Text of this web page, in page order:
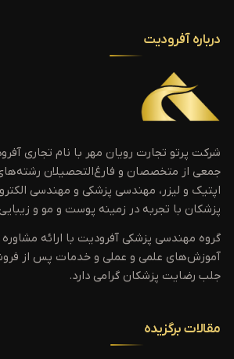
درباره آفرودیت
شرکت پرتو تجارت رویان مهر با نام تجاری
جمعی از متخصصان و فارغ‌التحصیلان
اپتیک و لیزر، مهندسی پزشکی و مهندسی
پزشکان با تجربه در زمینه پوست و مو و
گروه مهندسی پزشکی آفرودیت با ارائه مشاوره
آموزش‌های علمی و عملی و خدمات پس از
جلب رضایت پزشکان گرامی دارد.
مقالات برگزیده